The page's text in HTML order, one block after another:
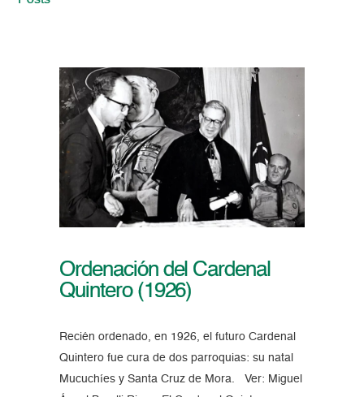
Ordenación del Cardenal
Quintero (1926)
Recién ordenado, en 1926, el futuro Cardenal
Quintero fue cura de dos parroquias: su natal
Mucuchíes y Santa Cruz de Mora. Ver: Miguel